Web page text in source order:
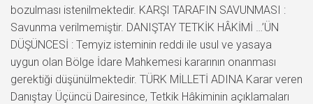
bozulması istenilmektedir. KARŞI TARAFIN SAVUNMASI :
Savunma verilmemiştir. DANIŞTAY TETKİK HÂKİMİ …’ÜN
DÜŞÜNCESİ : Temyiz isteminin reddi ile usul ve yasaya
uygun olan Bölge İdare Mahkemesi kararının onanması
gerektiği düşünülmektedir. TÜRK MİLLETİ ADINA Karar veren
Danıştay Üçüncü Dairesince, Tetkik Hâkiminin açıklamaları